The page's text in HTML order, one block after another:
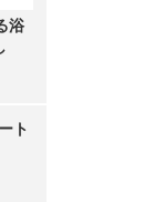
浴
ト